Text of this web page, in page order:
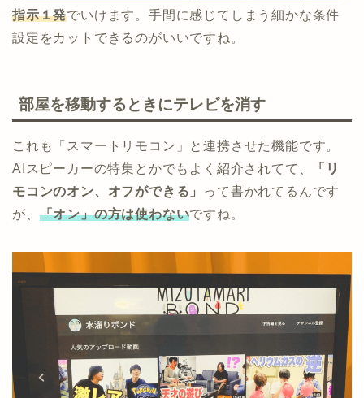
指示１発でいけます。手間に感じてしまう細かな条件
設定をカットできるのがいいですね。
部屋を移動するときにテレビを消す
これも「スマートリモコン」と連携させた機能です。
AIスピーカーの特集とかでもよく紹介されてて、
「リ
モコンのオン、オフができる」
って書かれてるんです
が、 「オン」の方は使わないですね。